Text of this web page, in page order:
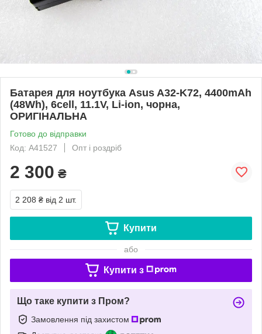
Батарея для ноутбука Asus A32-K72, 4400mAh
(48Wh), 6cell, 11.1V, Li-ion, чорна,
ОРИГІНАЛЬНА
Готово до відправки
Код: A41527
Опт і роздріб
2 300 ₴
2 208 ₴ від 2 шт.
Купити
або
Купити з
Що таке купити з Пром?
Замовлення під захистом